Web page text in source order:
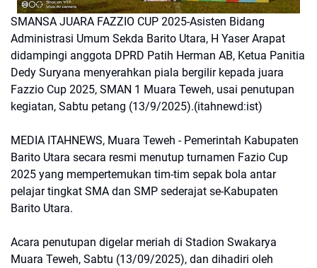
SMANSA JUARA FAZZIO CUP 2025-Asisten Bidang
Administrasi Umum Sekda Barito Utara, H Yaser Arapat
didampingi anggota DPRD Patih Herman AB, Ketua Panitia
Dedy Suryana menyerahkan piala bergilir kepada juara
Fazzio Cup 2025, SMAN 1 Muara Teweh, usai penutupan
kegiatan, Sabtu petang (13/9/2025).(itahnewd:ist)
MEDIA ITAHNEWS, Muara Teweh - Pemerintah Kabupaten
Barito Utara secara resmi menutup turnamen Fazio Cup
2025 yang mempertemukan tim-tim sepak bola antar
pelajar tingkat SMA dan SMP sederajat se-Kabupaten
Barito Utara.
Acara penutupan digelar meriah di Stadion Swakarya
Muara Teweh, Sabtu (13/09/2025), dan dihadiri oleh